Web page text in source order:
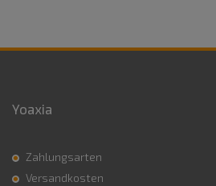
Yoaxia
Zahlungsarten
Versandkosten